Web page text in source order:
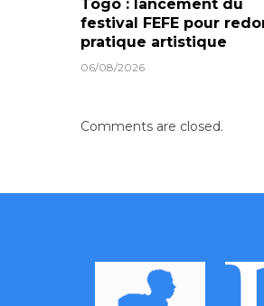
Togo : lancement du
festival FEFE pour
pratique artistique
06/08/2026
Comments are closed.